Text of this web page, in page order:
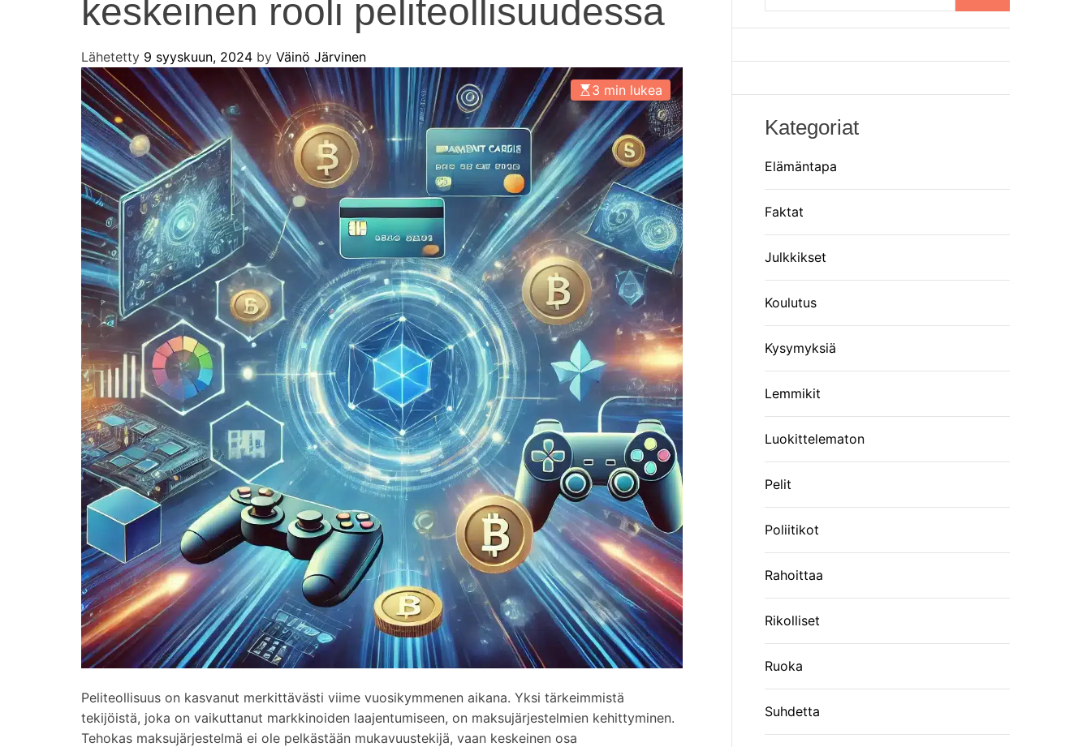
o
r
o
e
keskeinen rooli peliteollisuudessa
Lähetetty 9 syyskuun, 2024 by Väinö Järvinen
3 min lukea
Peliteollisuus on kasvanut merkittävästi viime vuosikymmenen aikana. Yksi tärkeimmistä
tekijöistä, joka on vaikuttanut markkinoiden laajentumiseen, on maksujärjestelmien kehittyminen.
Tehokas maksujärjestelmä ei ole pelkästään mukavuustekijä, vaan keskeinen osa
Kategoriat
Elämäntapa
Faktat
Julkkikset
Koulutus
Kysymyksiä
Lemmikit
Luokittelematon
Pelit
Poliitikot
Rahoittaa
Rikolliset
Ruoka
Suhdetta